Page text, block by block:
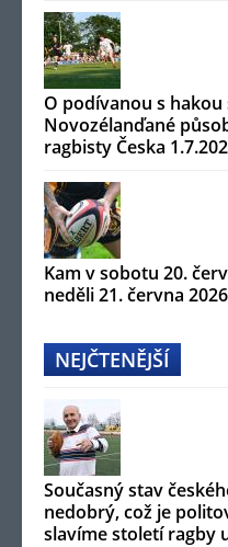
O podívanou s
Novozélanďané
ragbisty Česka
Kam v sobotu 20.
neděli 21. června
NEJČTENĚJŠÍ
Současný stav
nedobrý, což je
slavíme století ragby